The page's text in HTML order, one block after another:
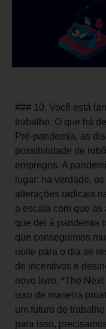
### 10. Você está
trabalho. O que há
Pré-pandemia, as
possibilidade de
empregos. A
lugar: na verdade,
alterações radicais
a escala com que as
que dei à pandemia
que conseguimos
noite para o dia se
de incentivos e
novo livro, *The
isso de maneira
um futuro de
para isso,